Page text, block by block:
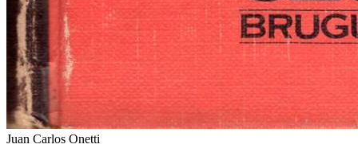
Juan Carlos Onetti